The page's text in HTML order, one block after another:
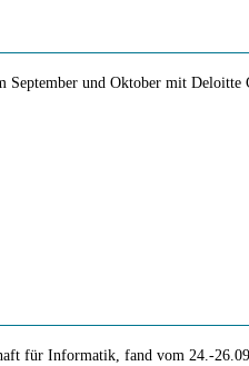
und Oktober mit
für Informatik, fand vom 24.-